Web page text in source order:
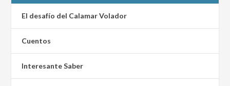
El desafío del Calamar Volador
Cuentos
Interesante Saber